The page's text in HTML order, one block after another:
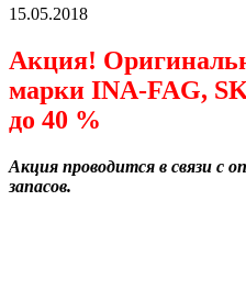
15.05.2018
Акция!
марки INA-FAG,
до 40 %
Акция проводится в связи с
запасов.